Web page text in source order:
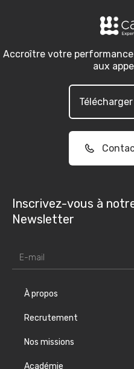
Accroître votre
aux
Inscrivez-vous à
Newsletter
À propos
Recrutement
Nos missions
Académie